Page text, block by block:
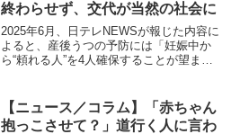
終わらせず、交代が当然の社会に
2025年6月、日テレNEWSが報じた内容に
よると、産後うつの予防には「妊娠中か
ら“頼れる人”を4人確保することが望まし
ので、出産後の女性が孤立せず、心身の
安定を保てる...
【ニュース／コラム】「赤ちゃん
抱っこさせて？」道行く人に言わ